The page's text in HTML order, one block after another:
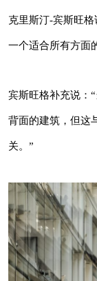
宾斯旺格补
克里斯汀-宾斯旺
一个适合所有方面
宾斯旺格补充说：
背面的建筑，但
关。”